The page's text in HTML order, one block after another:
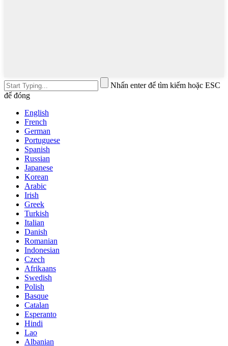
Nhấn enter để tìm kiếm hoặc ESC
để đóng
English
French
German
Portuguese
Spanish
Russian
Japanese
Korean
Arabic
Irish
Greek
Turkish
Italian
Danish
Romanian
Indonesian
Czech
Afrikaans
Swedish
Polish
Basque
Catalan
Esperanto
Hindi
Lao
Albanian